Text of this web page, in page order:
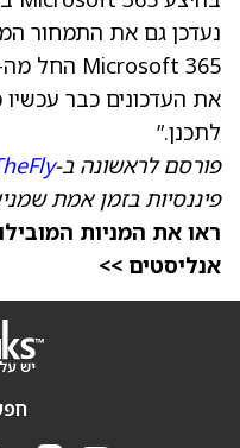
נעדכן גם את התמחור
את העדכונים כבר
לתכנן.”
פורסם לראשונה ב-
פיננסיות בזמן אמת
ראו את המניות
אנליסטים >>